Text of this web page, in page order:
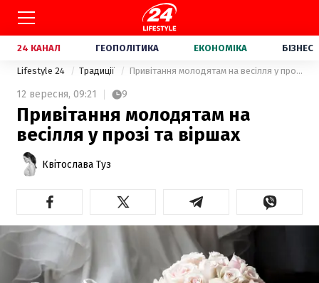
24 КАНАЛ ГЕОПОЛІТИКА ЕКОНОМІКА БІЗНЕС
Lifestyle 24 Традиції Привітання молодятам на весілля у прозі та віршах
12 вересня, 09:21 9
Привітання молодятам на
весілля у прозі та віршах
Квітослава Туз